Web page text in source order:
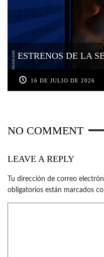
ESTRENOS DE LA
16 DE JULIO DE 2026
NO COMMENT
LEAVE A REPLY
Tu dirección de correo
obligatorios están marcados